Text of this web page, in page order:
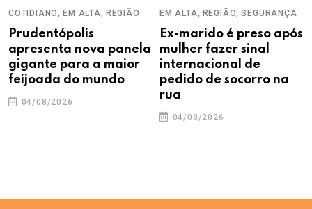
COTIDIANO,EM ALTA, REGIÃO
Prudentópolis
apresenta nova panela
gigante para a maior
feijoada do mundo
04/08/2026
EM ALTA, REGIÃO,SEGURANÇA
Ex-marido é preso após
mulher fazer sinal
internacional de
pedido de socorro na
rua
04/08/2026